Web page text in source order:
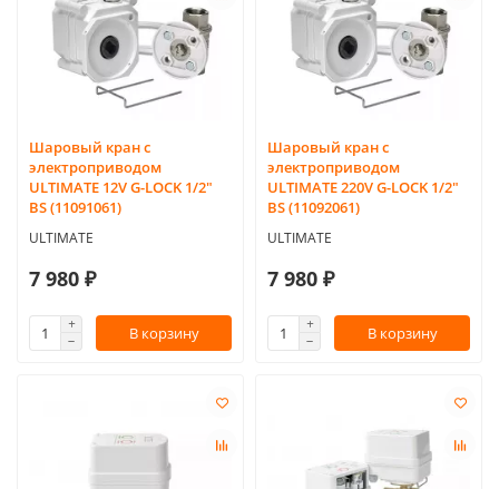
Шаровый кран с
электроприводом
ULTIMATE 12V G-LOCK 1/2"
BS (11091061)
ULTIMATE
7 980 ₽
В корзину
Шаровый кран с
электроприводом
ULTIMATE 220V G-LOCK 1/2"
BS (11092061)
ULTIMATE
7 980 ₽
В корзину